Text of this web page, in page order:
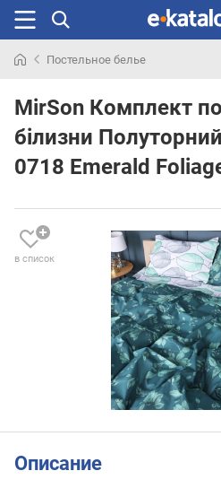
раньше
Постельное белье
MirSon Комплект
білизни
0718 Emerald
в список
Описание